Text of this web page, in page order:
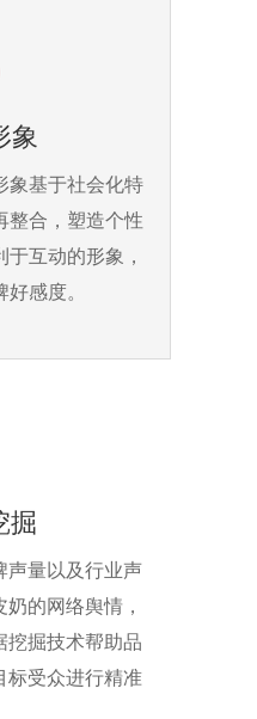
象
象基于社会化特
整合，塑造个性
于互动的形象，
感度。
掘
声量以及行业声
奶的网络舆情，
挖掘技术帮助品
标受众进行精准